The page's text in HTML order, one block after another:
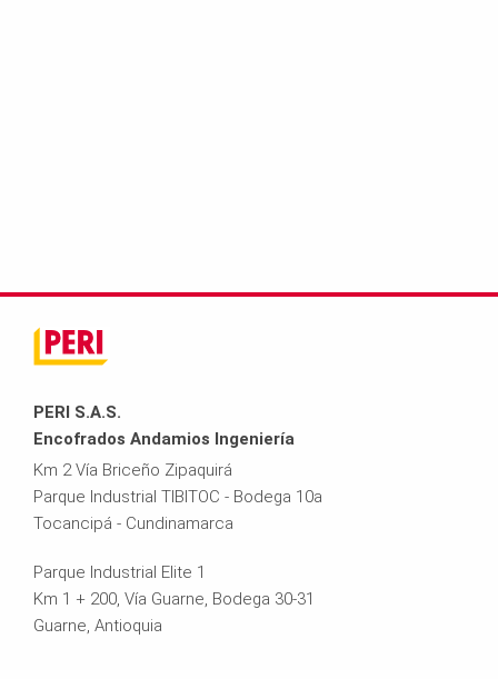
PERI S.A.S.
Encofrados Andamios Ingeniería
Km 2 Vía Briceño Zipaquirá
Parque Industrial TIBITOC - Bodega 10a
Tocancipá - Cundinamarca
Parque Industrial Elite 1
Km 1 + 200, Vía Guarne, Bodega 30-31
Guarne, Antioquia